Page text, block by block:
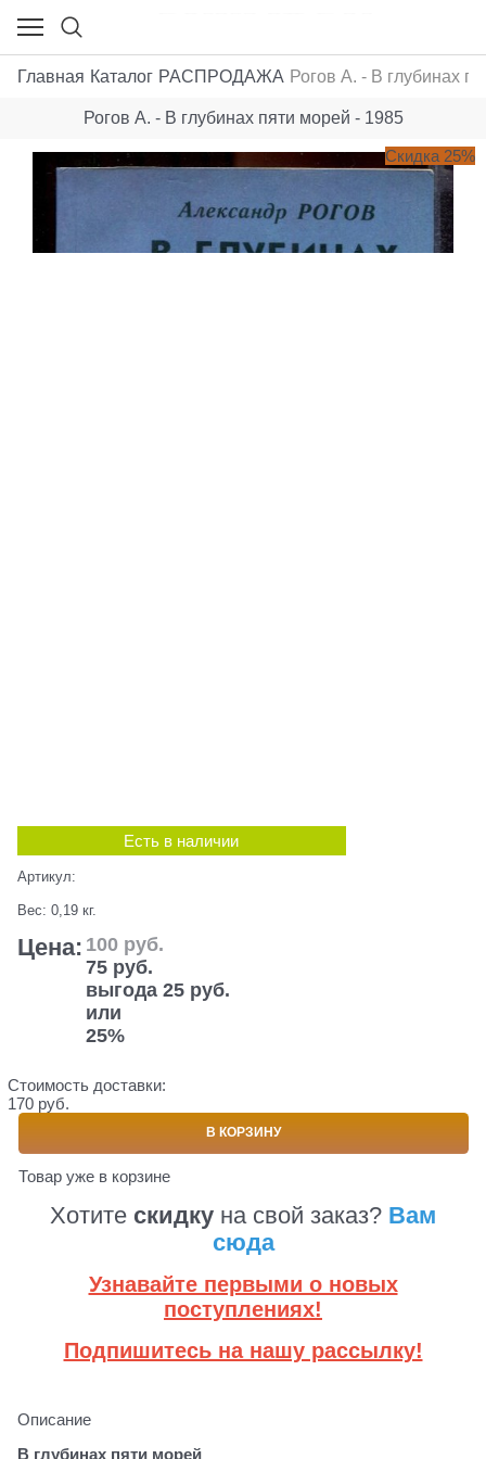
Главная Каталог РАСПРОДАЖА Рогов А. - В глубинах
Рогов А. - В глубинах пяти морей - 1985
Скидка 25%
Есть в наличии
Артикул:
Вес: 0,19 кг.
Цена: 100 руб.
75 руб.
выгода 25 руб.
или
25%
Стоимость доставки:
170 руб.
В КОРЗИНУ
Товар уже в корзине
Хотите скидку на свой заказ? Вам
сюда
Узнавайте первыми о новых
поступлениях!
Подпишитесь на нашу рассылку!
Описание
В глубинах пяти морей